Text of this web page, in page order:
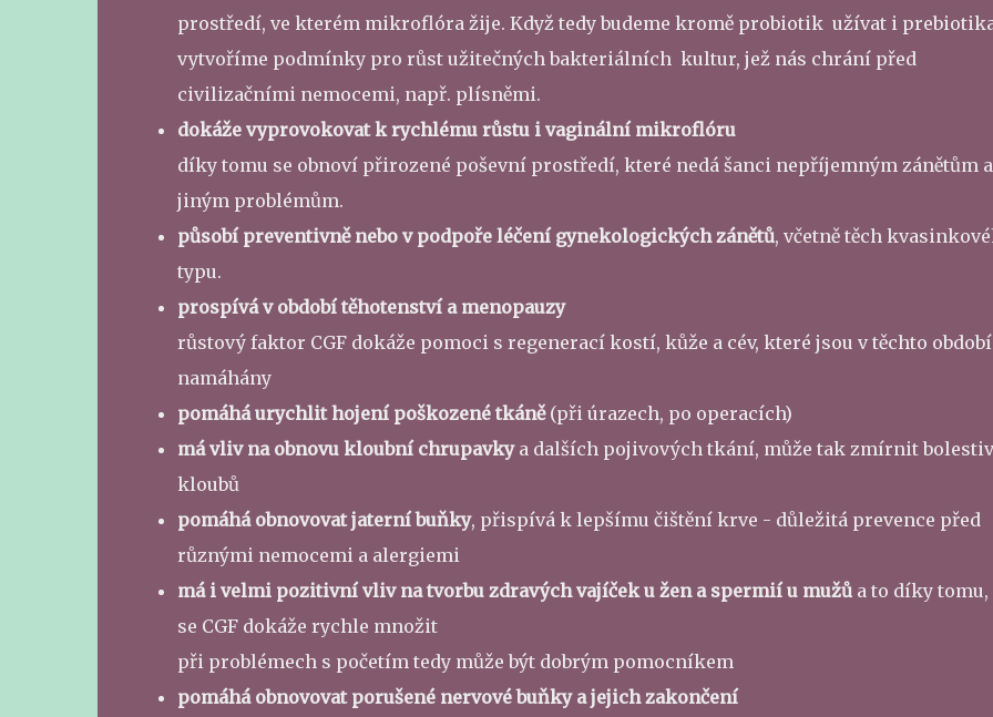
prostředí, ve kterém mikroflóra žije. Když tedy budeme kromě probiotik užívat i
vytvoříme podmínky pro růst užitečných bakteriálních kultur, jež nás chrání před
civilizačními nemocemi, např. plísněmi.
dokáže vyprovokovat k rychlému růstu i vaginální mikroflóru
díky tomu se obnoví přirozené poševní prostředí, které nedá šanci nepříjemným zánětům a
jiným problémům.
působí preventivně nebo v podpoře léčení gynekologických zánětů, včetně těch
typu.
prospívá v období těhotenství a menopauzy
růstový faktor CGF dokáže pomoci s regenerací kostí, kůže a cév, které jsou v těchto
namáhány
pomáhá urychlit hojení poškozené tkáně(při úrazech, po operacích)
má vliv na obnovu kloubní chrupavkya dalších pojivových tkání, může tak zmírnit
kloubů
pomáhá obnovovat jaterní buňky, přispívá k lepšímu čištění krve - důležitá prevence před
různými nemocemi a alergiemi
má i velmi pozitivní vliv na tvorbu zdravých vajíček u žen a spermií u mužůa to díky tomu,
se CGF dokáže rychle množit
při problémech s početím tedy může být dobrým pomocníkem
pomáhá obnovovat porušené nervové buňky a jejich zakončení